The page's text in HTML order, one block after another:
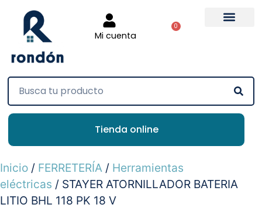
Mi cuenta
0
Tienda online
Inicio / FERRETERÍA / Herramientas
eléctricas / STAYER ATORNILLADOR BATERIA
LITIO BHL 118 PK 18 V